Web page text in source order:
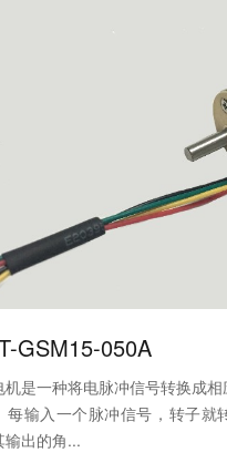
GSM15-050A
机是一种将电脉冲信号转换成
。每输入一个脉冲信号，转
其输出的角...